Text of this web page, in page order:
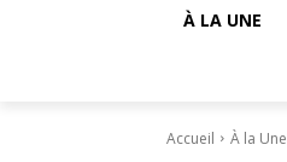
À LA UNE
Accueil À la Une